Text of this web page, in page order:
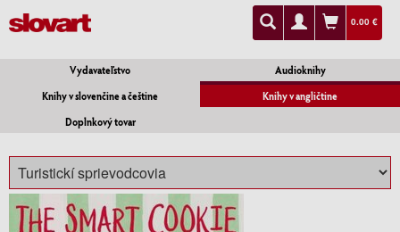
0.00 €
Vydavateľstvo
Audioknihy
Knihy v slovenčine a češtine
Knihy v angličtine
Doplnkový tovar